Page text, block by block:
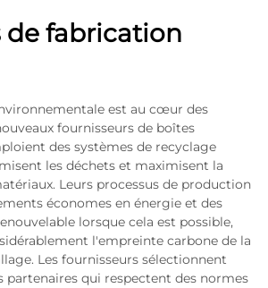
de fabrication
est au cœur des
fournisseurs de boîtes
des systèmes de recyclage
les déchets et maximisent la
Leurs processus de production
économes en énergie et des
lorsque cela est possible,
l'empreinte carbone de la
Les fournisseurs sélectionnent
partenaires qui respectent des normes